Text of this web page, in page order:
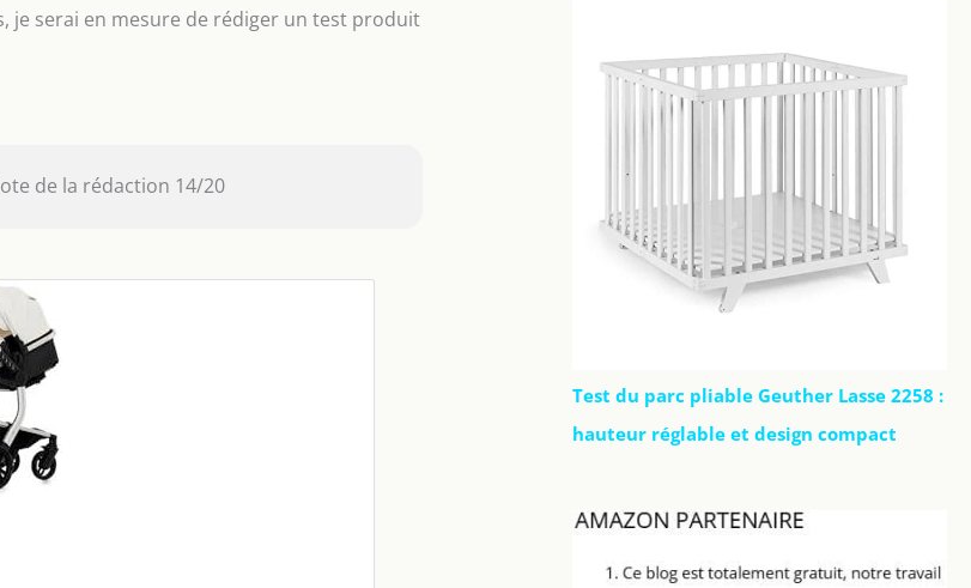
je serai en mesure de rédiger un test produit
de la rédaction 14/20
Test du parc pliable Geuther Lasse 2258 :
hauteur réglable et design compact